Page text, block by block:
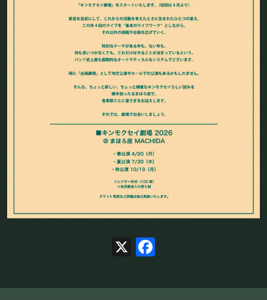
FOOD&DRINK
PRIVATE
貸切パーティー・ホールレンタル
よくある質問
キャンセルポリシー
X